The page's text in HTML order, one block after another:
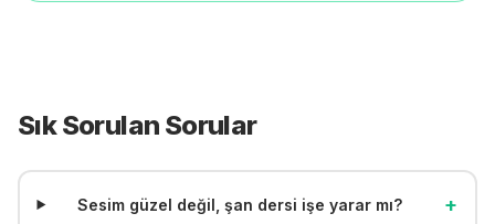
Sık Sorulan Sorular
Sesim güzel değil, şan dersi işe yarar mı? +